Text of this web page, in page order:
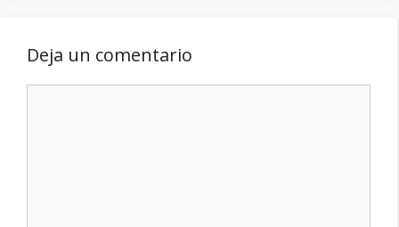
Deja un comentario